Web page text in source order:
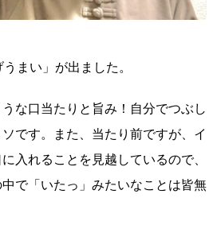
まい」が出ました。
な口当たりと旨み！自分でつぶし
です。また、当たり前ですが、イ
入れることを見越しているので、
で「いたっ」みたいなことは皆無